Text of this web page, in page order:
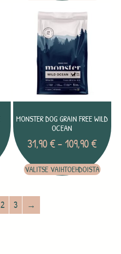
MONSTER DOG GRAIN FREE WILD
OCEAN
31,90€– 109,90€
VALITSE VAIHTOEHDOISTA
2 3 →